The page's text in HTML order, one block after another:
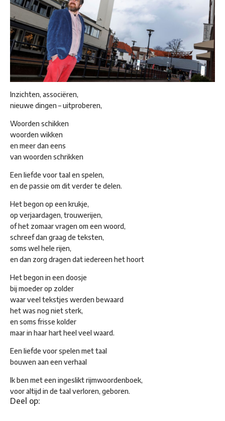
Inzichten, associëren,
nieuwe dingen – uitproberen,
Woorden schikken
woorden wikken
en meer dan eens
van woorden schrikken
Een liefde voor taal en spelen,
en de passie om dit verder te delen.
Het begon op een krukje,
op verjaardagen, trouwerijen,
of het zomaar vragen om een woord,
schreef dan graag de teksten,
soms wel hele rijen,
en dan zorg dragen dat iedereen het hoort
Het begon in een doosje
bij moeder op zolder
waar veel tekstjes werden bewaard
het was nog niet sterk,
en soms frisse kolder
maar in haar hart heel veel waard.
Een liefde voor spelen met taal
bouwen aan een verhaal
Ik ben met een ingeslikt rijmwoordenboek,
voor altijd in de taal verloren, geboren.
Deel op: